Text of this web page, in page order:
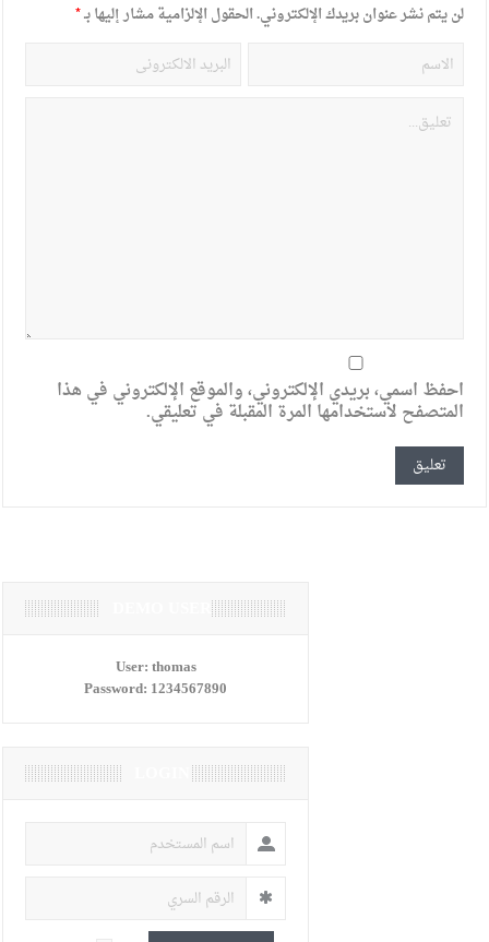
لن يتم نشر عنوان بريدك الإلكتروني.الحقول الإلزامية مشار إليها بـ*
احفظ اسمي، بريدي الإلكتروني، والموقع الإلكتروني في هذا
المتصفح لاستخدامها المرة المقبلة في تعليقي.
User:thomas
Password: 1234567890